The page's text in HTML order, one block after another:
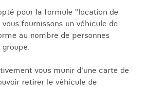
pour la formule "location de
fournissons un véhicule de
au nombre de personnes
vous munir d'une carte de
retirer le véhicule de